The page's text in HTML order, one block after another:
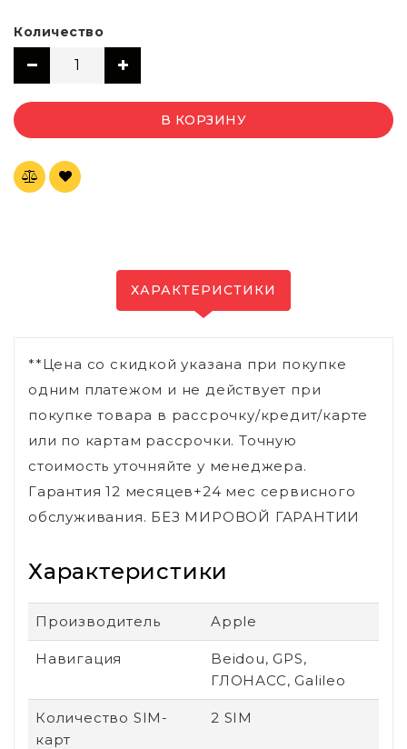
Количество
В КОРЗИНУ
ХАРАКТЕРИСТИКИ
**Цена со скидкой указана при покупке
одним платежом и не действует при
покупке товара в рассрочку/кредит/карте
или по картам рассрочки. Точную
стоимость уточняйте у менеджера.
Гарантия 12 месяцев+24 мес сервисного
обслуживания. БЕЗ МИРОВОЙ ГАРАНТИИ
Характеристики
Производитель Apple
Навигация
Beidou, GPS,
ГЛОНАСС, Galileo
Количество SIM-
карт
2 SIM